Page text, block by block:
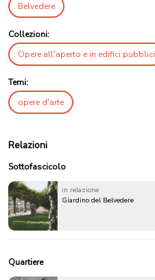
Belvedere
Collezioni:
Opere all'aperto e in edifici pubblici
Temi:
opere d'arte
Relazioni
Sottofascicolo
in relazione
Giardino del Belvedere
Quartiere